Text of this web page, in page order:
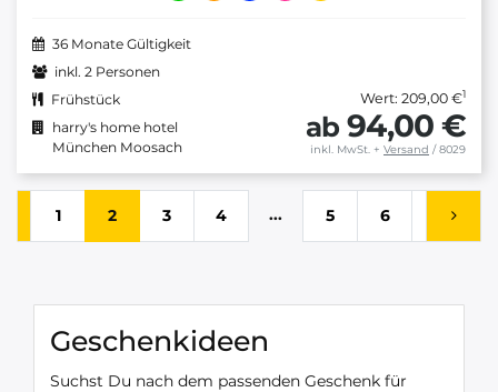
36 Monate Gültigkeit
inkl. 2 Personen
Frühstück
harry's home hotel
München Moosach
Wert: 209,00 €1
ab 94,00 €
inkl. MwSt. + Versand / 8029
1 2 3 4 ... 5 6
Geschenkideen
Suchst Du nach dem passenden Geschenk für